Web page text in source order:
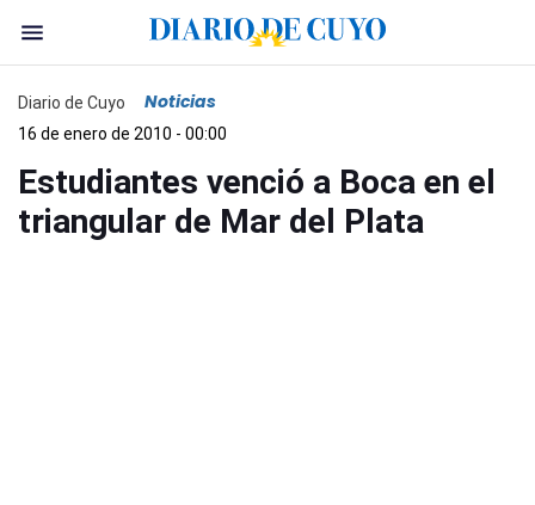
Diario de Cuyo Noticias
16 de enero de 2010 - 00:00
Estudiantes venció a Boca en el
triangular de Mar del Plata